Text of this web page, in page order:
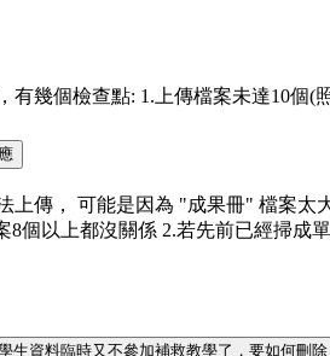
有幾個檢查點: 1.上傳檔案未達10個
上傳， 可能是因為 "成果冊" 檔案
8個以上都沒關係 2.若先前已經掃成
生資料臨時又不參加補救教學了，要如何刪